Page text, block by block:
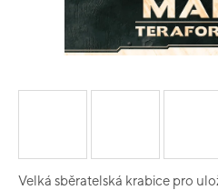
Velká sběratelská krabice pro